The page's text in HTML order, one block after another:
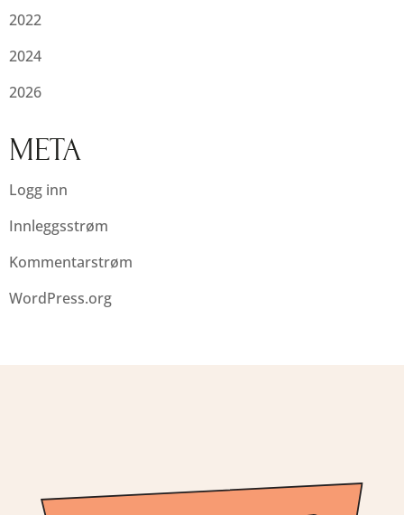
2022
2024
2026
META
Logg inn
Innleggsstrøm
Kommentarstrøm
WordPress.org